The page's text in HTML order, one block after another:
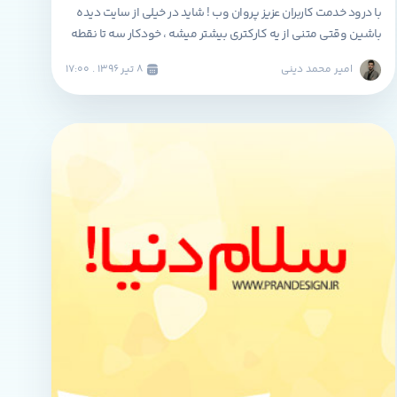
با درود خدمت کاربران عزیز پروان وب ! شاید در خیلی از سایت دیده
باشین وقتی متنی از یه کارکتری بیشتر میشه ، خودکار سه تا نقطه
( . . . ) برای ادامه مطلب و نشون دادن اینکه اقا این مطلب ادامه
هم داره استفاده میشه !!! برای اینکار ما نیاز به آموزش قرار دادن
[…]
امیر محمد دینی